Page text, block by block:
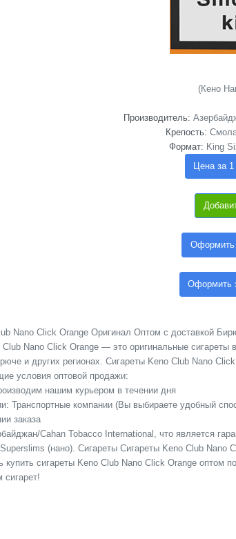
(Кено
Производитель:
Крепость:
Формат: King
Цена за 1
Оформить
Оформить
Nano Click Orange Оригинал Оптом с доставкой
Nano Click Orange — это оригинальные
и других регионах. Сигареты Keno Club Nano
условия оптовой продажи:
нашим курьером в течении дня
Транспортные компании (Вы выбираете удобный
заказа
Cahan Tobacco International, что является
(нано). Сигареты Сигареты Keno Club
купить сигареты Keno Club Nano Click Orange
сигарет!